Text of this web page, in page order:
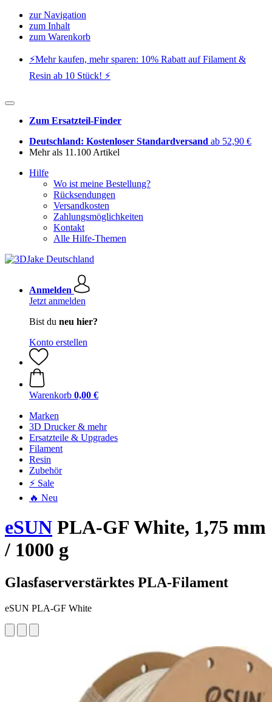
zur Navigation
zum Inhalt
zum Warenkorb
⚡️Mehr kaufen, mehr sparen: 10% Rabatt auf Filament &
Resin ab 10 Stück! ⚡️
Zum Ersatzteil-Finder
Deutschland: Kostenloser Standardversand ab 52,90 €
Mehr als 11.100 Artikel
Hilfe
Wo ist meine Bestellung?
Rücksendungen
Versandkosten
Zahlungsmöglichkeiten
Kontakt
Alle Hilfe-Themen
Anmelden
Jetzt anmelden
Bist du neu hier?
Konto erstellen
Warenkorb 0,00 €
Marken
3D Drucker & mehr
Ersatzteile & Upgrades
Filament
Resin
Zubehör
⚡ Sale
🔥 Neu
eSUN PLA-GF White, 1,75 mm
/ 1000 g
Glasfaserverstärktes PLA-Filament
eSUN PLA-GF White